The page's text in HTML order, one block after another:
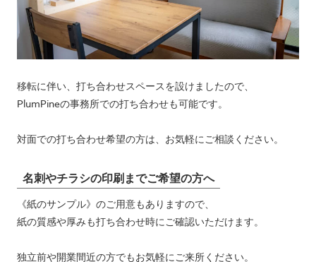
移転に伴い、打ち合わせスペースを設けましたので、
PlumPineの事務所での打ち合わせも可能です。
対面での打ち合わせ希望の方は、お気軽にご相談ください。
名刺やチラシの印刷までご希望の方へ
《紙のサンプル》のご用意もありますので、
紙の質感や厚みも打ち合わせ時にご確認いただけます。
独立前や開業間近の方でもお気軽にご来所ください。